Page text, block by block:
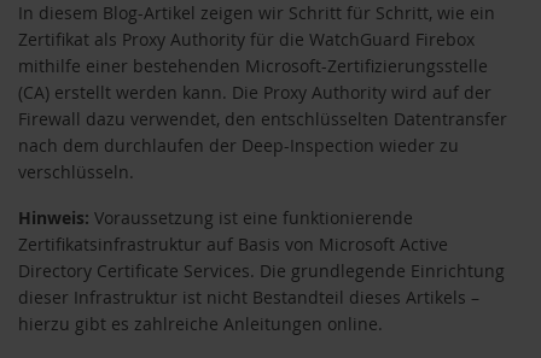
In diesem Blog-Artikel zeigen wir Schritt für Schritt, wie ein
Zertifikat als Proxy Authority für die WatchGuard Firebox
mithilfe einer bestehenden Microsoft-Zertifizierungsstelle
(CA) erstellt werden kann. Die Proxy Authority wird auf der
Firewall dazu verwendet, den entschlüsselten Datentransfer
nach dem durchlaufen der Deep-Inspection wieder zu
verschlüsseln.
Hinweis: Voraussetzung ist eine funktionierende
Zertifikatsinfrastruktur auf Basis von Microsoft Active
Directory Certificate Services. Die grundlegende Einrichtung
dieser Infrastruktur ist nicht Bestandteil dieses Artikels –
hierzu gibt es zahlreiche Anleitungen online.